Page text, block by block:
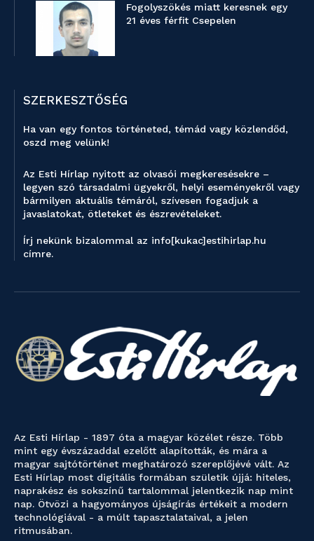
Fogolyszökés miatt keresnek egy
21 éves férfit Csepelen
SZERKESZTŐSÉG
Ha van egy fontos történeted, témád vagy közlendőd,
oszd meg velünk!
Az Esti Hírlap nyitott az olvasói megkeresésekre –
legyen szó társadalmi ügyekről, helyi eseményekről vagy
bármilyen aktuális témáról, szívesen fogadjuk a
javaslatokat, ötleteket és észrevételeket.
Írj nekünk bizalommal az info[kukac]estihirlap.hu
címre.
Az Esti Hírlap - 1897 óta a magyar közélet része. Több
mint egy évszázaddal ezelőtt alapították, és mára a
magyar sajtótörténet meghatározó szereplőjévé vált. Az
Esti Hírlap most digitális formában születik újjá: hiteles,
naprakész és sokszínű tartalommal jelentkezik nap mint
nap. Ötvözi a hagyományos újságírás értékeit a modern
technológiával - a múlt tapasztalataival, a jelen
ritmusában.